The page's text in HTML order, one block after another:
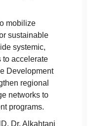
mobilize
sustainable
systemic,
to accelerate
Development
regional
networks to
programs.
Dr. Alkahtani